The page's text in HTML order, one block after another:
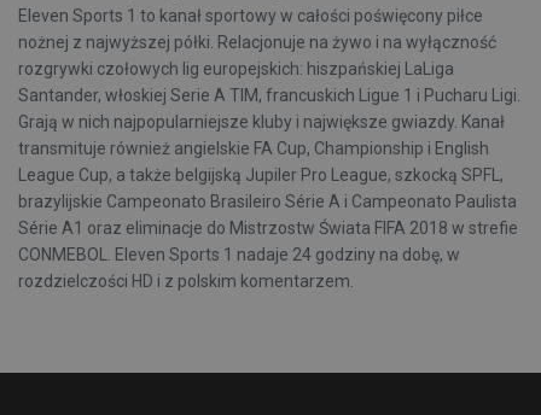
Eleven Sports 1 to kanał sportowy w całości poświęcony piłce
nożnej z najwyższej półki. Relacjonuje na żywo i na wyłączność
rozgrywki czołowych lig europejskich: hiszpańskiej LaLiga
Santander, włoskiej Serie A TIM, francuskich Ligue 1 i Pucharu Ligi.
Grają w nich najpopularniejsze kluby i największe gwiazdy. Kanał
transmituje również angielskie FA Cup, Championship i English
League Cup, a także belgijską Jupiler Pro League, szkocką SPFL,
brazylijskie Campeonato Brasileiro Série A i Campeonato Paulista
Série A1 oraz eliminacje do Mistrzostw Świata FIFA 2018 w strefie
CONMEBOL. Eleven Sports 1 nadaje 24 godziny na dobę, w
rozdzielczości HD i z polskim komentarzem.